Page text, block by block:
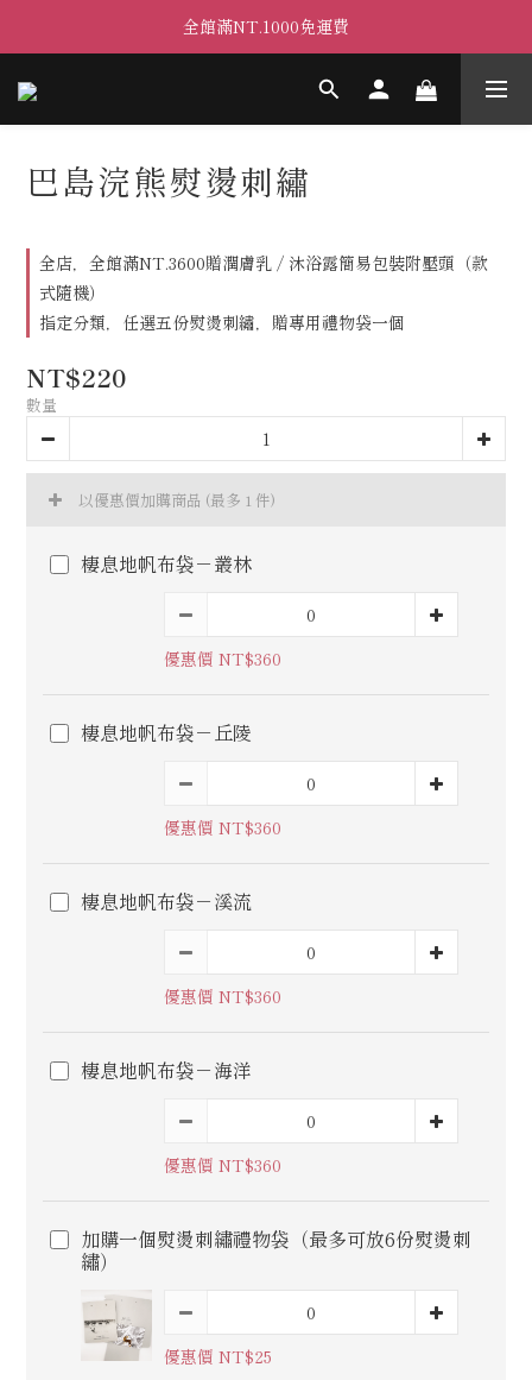
全館滿NT.1000免運費
巴島浣熊熨燙刺繡
全店，全館滿NT.3600贈潤膚乳 / 沐浴露簡易包裝附壓頭（款
式隨機）
指定分類，任選五份熨燙刺繡，贈專用禮物袋一個
NT$220
數量
以優惠價加購商品 (最多 1 件)
棲息地帆布袋－叢林
優惠價 NT$360
棲息地帆布袋－丘陵
優惠價 NT$360
棲息地帆布袋－溪流
優惠價 NT$360
棲息地帆布袋－海洋
優惠價 NT$360
加購一個熨燙刺繡禮物袋（最多可放6份熨燙刺
繡）
優惠價 NT$25